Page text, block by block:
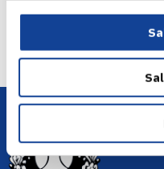
← Edellinen
Seuraava uutinen:
→